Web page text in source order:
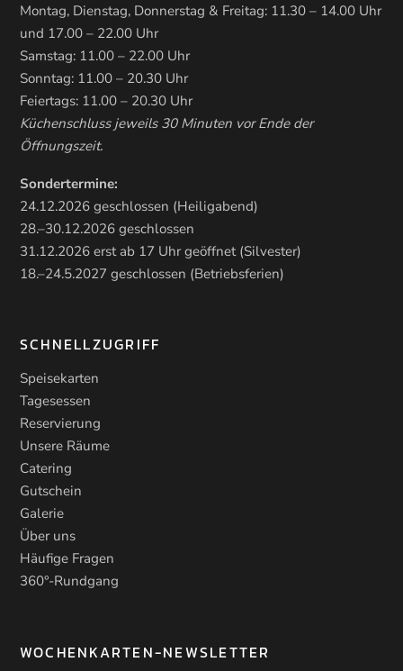
Montag, Dienstag, Donnerstag & Freitag: 11.30 – 14.00 Uhr
und 17.00 – 22.00 Uhr
Samstag: 11.00 – 22.00 Uhr
Sonntag: 11.00 – 20.30 Uhr
Feiertags: 11.00 – 20.30 Uhr
Küchenschluss jeweils 30 Minuten vor Ende der
Öffnungszeit.
Sondertermine:
24.12.2026 geschlossen (Heiligabend)
28.–30.12.2026 geschlossen
31.12.2026 erst ab 17 Uhr geöffnet (Silvester)
18.–24.5.2027 geschlossen (Betriebsferien)
SCHNELLZUGRIFF
Speisekarten
Tagesessen
Reservierung
Unsere Räume
Catering
Gutschein
Galerie
Über uns
Häufige Fragen
360°-Rundgang
WOCHENKARTEN-NEWSLETTER